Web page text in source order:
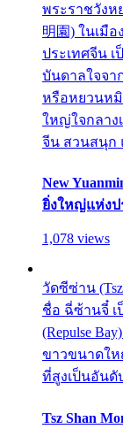
พระราชวังหย
明園) ในเมือ
ประเทศจีน
บันดาลใจจา
หรือหยวนห
ใหญ่ใจกลาง
จีน สวนสนุก
New
ยิ่งใหญ่แห่งป
1,078 views
วัดซีซ่าน
ชื่อ ฉี่ซ้านจี๋
(Repulse
ขาวขนาดให
ที่สูงเป็นอันดั
Tsz Shan